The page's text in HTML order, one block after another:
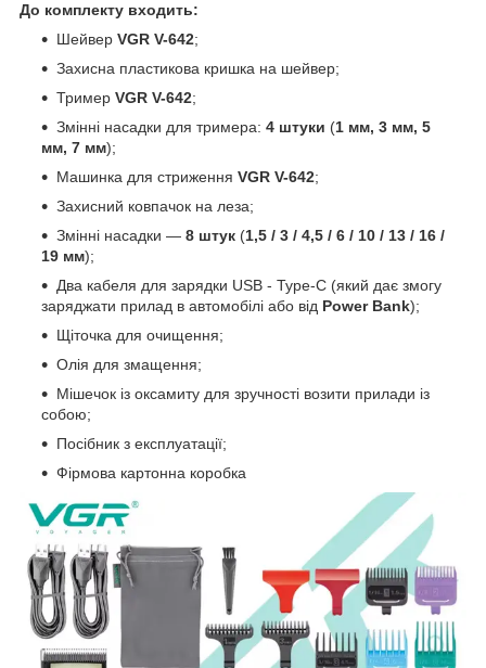
До комплекту входить:
Шейвер VGR V-642;
Захисна пластикова кришка на шейвер;
Тример VGR V-642;
Змінні насадки для тримера: 4 штуки (1 мм, 3 мм, 5
мм, 7 мм);
Машинка для стриження VGR V-642;
Захисний ковпачок на леза;
Змінні насадки — 8 штук (1,5 / 3 / 4,5 / 6 / 10 / 13 / 16 /
19 мм);
Два кабеля для зарядки USB - Type-C (який дає змогу
заряджати прилад в автомобілі або від Power Bank);
Щіточка для очищення;
Олія для змащення;
Мішечок із оксамиту для зручності возити прилади із
собою;
Посібник з експлуатації;
Фірмова картонна коробка